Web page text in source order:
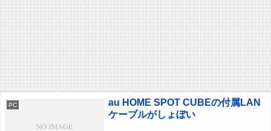
PC
au HOME SPOT CUBEの付属LAN
ケーブルがしょぼい